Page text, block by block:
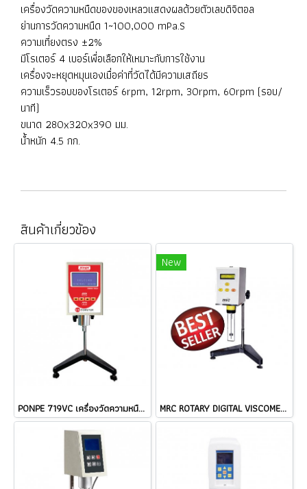
เครื่องวัดความหนืดของของเหลวแสดงผลด้วยตัวเลขดิจิตอล
ย่านการวัดความหนืด 1~100,000 mPa.S
ความเที่ยงตรง ±2%
มีโรเตอร์ 4 เบอร์เพื่อเลือกให้เหมาะกับการใช้งาน
เครื่องจะหยุดหมุนเองเมื่อค่าที่วัดได้มีความเสถียร
ความเร็วรอบของโรเตอร์ 6rpm, 12rpm, 30rpm, 60rpm (รอบ/
นาที)
ขนาด 280x320x390 มม.
น้ำหนัก 4.5 กก.
สินค้าเกี่ยวข้อง
PONPE 719VC เครื่องวัดความหนืด DIGITAL VISCOMETER / ราคา
New
MRC ROTARY DIGITAL VISCOMETER เครื่องวัดความหนืด / ราคา